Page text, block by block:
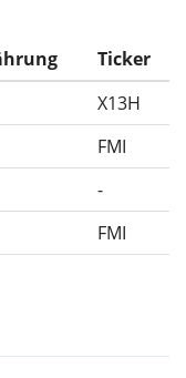
beinhalten
Ticker
X13H
FMI
-
FMI